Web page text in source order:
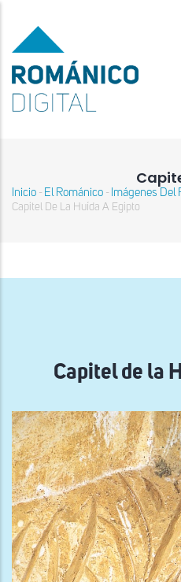
contenido
principal
Sobrescribir
ayuda
Inicio - El Románico - Imágenes Del
Capitel De La Huída A Egipto
Capitel de la